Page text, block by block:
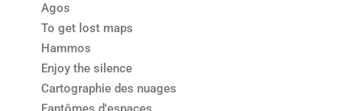
Agos
To get lost maps
Hammos
Enjoy the silence
Cartographie des nuages